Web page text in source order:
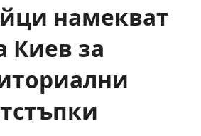
намекват
Киев за